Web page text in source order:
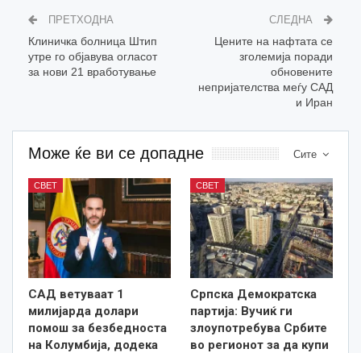
ПРЕТХОДНА
Клиничка болница Штип
утре го објавува огласот
за нови 21 вработување
СЛЕДНА
Цените на нафтата се
зголемија поради
обновените
непријателства меѓу САД
и Иран
Сите
Може ќе ви се допадне
СВЕТ
САД ветуваат 1
милијарда долари
помош за безбедноста
на Колумбија, додека
СВЕТ
Српска Демократска
партија: Вучиќ ги
злоупотребува Србите
во регионот за да купи